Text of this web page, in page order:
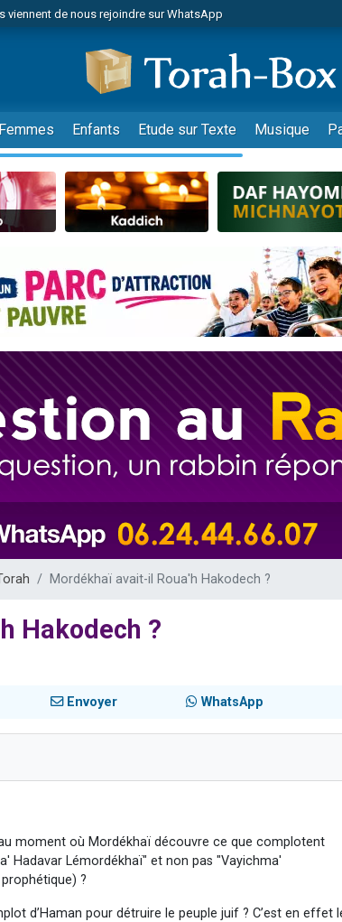
viennent de nous rejoindre sur WhatsApp
musiques dans Torah-Box Music
viennent de faire un don pour Tsédaka : pauvres d'Israel
viennent de faire un don pour Diane, 80 ans, dans un
radio : Visions de grandeur n°104 : Le Chabbath et le
viennent de demander une bénédiction
viennent de faire un don pour Sauvez la jambe de Yohan
places pour étudier en groupe sur Zoom
de donner son Maasser
viennent de faire un don pour 5 enfants déjà orphelins
viennent de faire un don pour Reloger Rivka, 6 enfants,
viennent de demander une bénédiction
49 places pour étudier en groupe sur Zoom
de donner son Maasser
viennent de nous rejoindre sur WhatsApp
de donner son Maasser
viennent de nous rejoindre sur WhatsApp
Femmes Enfants Etude sur Texte Musique
Mordékhaï avait-il Roua'h Hakodech ?
Hakodech ?
Envoyer WhatsApp
moment où Mordékhaï découvre ce que complotent
Hadavar Lémordékhaï" et non pas "Vayichma'
?
d’Haman pour détruire le peuple juif ? C’est en effet